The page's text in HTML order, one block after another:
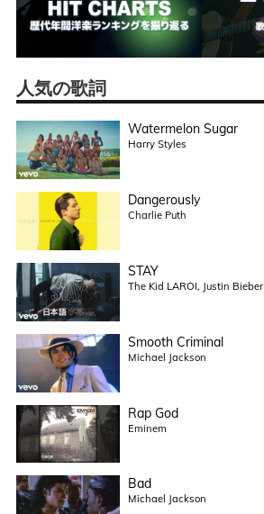
人気の歌詞
Watermelon Sugar
Harry Styles
Dangerously
Charlie Puth
STAY
The Kid LAROI, Justin Bieber
Smooth Criminal
Michael Jackson
Rap God
Eminem
Bad
Michael Jackson